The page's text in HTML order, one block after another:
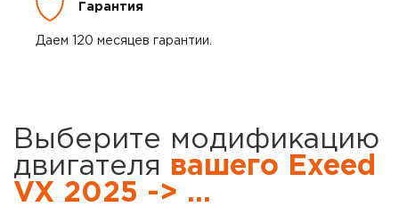
Гарантия
Даем 120 месяцев гарантии.
Выберите модификацию
двигателя вашего Exeed
VX 2025 -> ...